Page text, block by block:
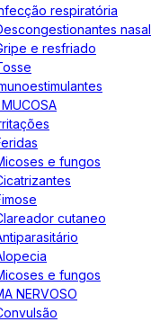
respiratória
nasal
e resfriado
MUCOSA
e fungos
cutaneo
e fungos
NERVOSO